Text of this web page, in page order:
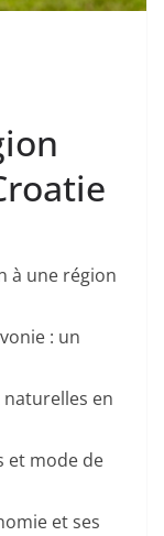
à une région
: un
en
et mode de
et ses